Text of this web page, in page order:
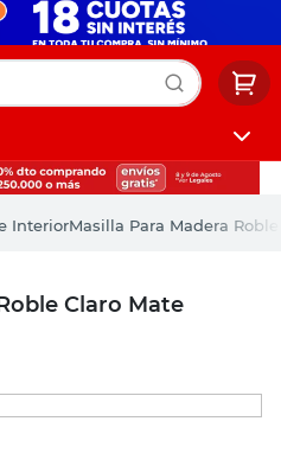
InteriorMasilla Para Madera
Claro Mate